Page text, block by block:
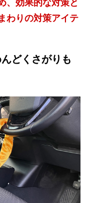
、効果的な対策と
わりの対策アイテ
どくさがりも